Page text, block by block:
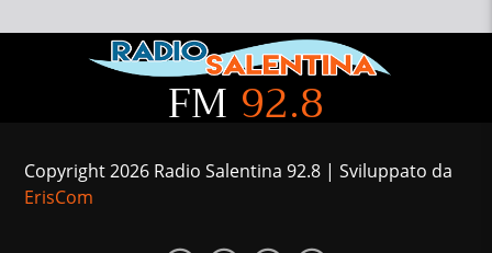
FM 92.8
Copyright 2026 Radio Salentina 92.8 | Sviluppato da
ErisCom